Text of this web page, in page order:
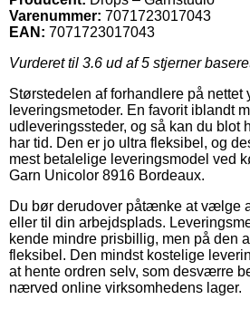
Varenummer: 7071723017043
EAN: 7071723017043
Vurderet til 3.6 ud af 5 stjerner
Størstedelen af forhandlere på nettet
leveringsmetoder. En favorit iblandt
udleveringssteder, og så kan du blot
har tid. Den er jo ultra fleksibel, og
mest betalelige leveringsmodel ved
Garn Unicolor 8916 Bordeaux.
Du bør derudover påtænke at vælge
eller til din arbejdsplads.
kende mindre prisbillig, men på den
fleksibel. Den mindst kostelige
at hente ordren selv, som desværre
nærved online virksomhedens lager.